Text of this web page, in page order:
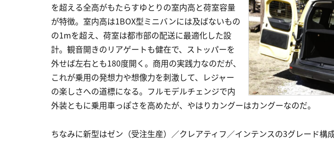
を超える全高がもたらすゆとりの室内高と荷室容量
が特徴。室内高は1BOX型ミニバンには及ばないもの
の1mを超え、荷室は都市部の配送に最適化した設
計。観音開きのリアゲートも健在で、ストッパーを
外せば左右とも180度開く。商用の実践力なのだが、
これが乗用の発想力や想像力を刺激して、レジャー
の楽しさへの道標になる。フルモデルチェンジで内
外装ともに乗用車っぽさを高めたが、やはりカングーはカングーなのだ。
ちなみに新型はゼン（受注生産）／クレアティフ／インテンスの3グレード構